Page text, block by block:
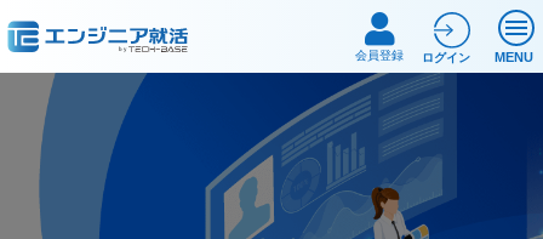
MENU
会員登録 ログイン